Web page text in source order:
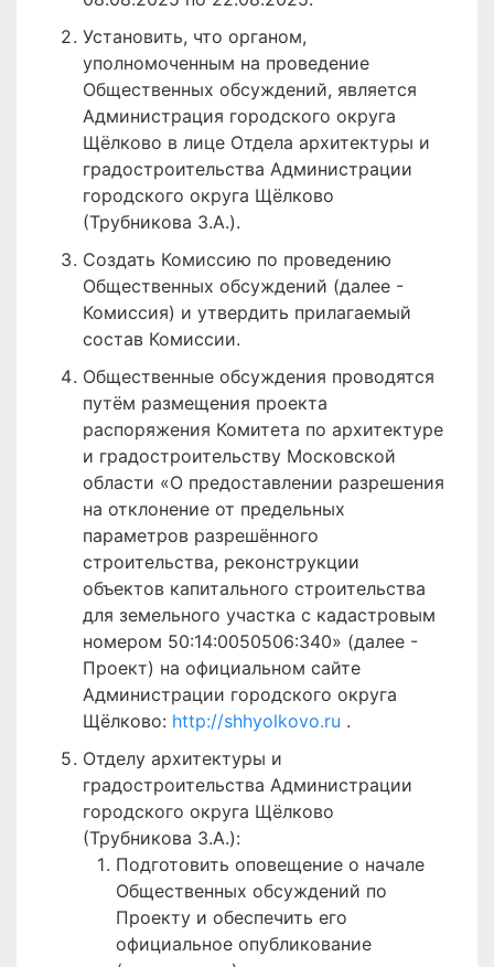
Установить, что органом,
уполномоченным на проведение
Общественных обсуждений, является
Администрация городского округа
Щёлково в лице Отдела архитектуры и
градостроительства Администрации
городского округа Щёлково
(Трубникова З.А.).
Создать Комиссию по проведению
Общественных обсуждений (далее -
Комиссия) и утвердить прилагаемый
состав Комиссии.
Общественные обсуждения проводятся
путём размещения проекта
распоряжения Комитета по архитектуре
и градостроительству Московской
области «О предоставлении разрешения
на отклонение от предельных
параметров разрешённого
строительства, реконструкции
объектов капитального строительства
для земельного участка с кадастровым
номером 50:14:0050506:340» (далее -
Проект) на официальном сайте
Администрации городского округа
Щёлково: http://shhyolkovo.ru .
Отделу архитектуры и
градостроительства Администрации
городского округа Щёлково
(Трубникова З.А.):
Подготовить оповещение о начале
Общественных обсуждений по
Проекту и обеспечить его
официальное опубликование